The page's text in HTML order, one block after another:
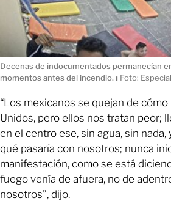
Decenas de indocumentados permanecían
momentos antes del incendio. ı Foto: Especial
“Los mexicanos se quejan de
Unidos, pero ellos nos tratan peor;
en el centro ese, sin agua, sin
qué pasaría con nosotros; nunca
manifestación, como se está
fuego venía de afuera, no de
nosotros”, dijo.